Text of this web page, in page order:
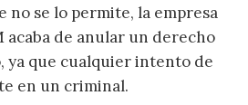
no se lo permite, la empresa
acaba de anular un derecho
ya que cualquier intento de
en un criminal.